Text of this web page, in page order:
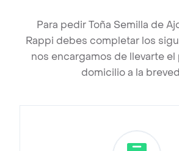
Para pedir Toña Semilla de
Rappi debes completar los
nos encargamos de llevarte
domicilio a la